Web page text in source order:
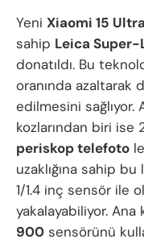
Yeni Xiaomi 15 Ultra
sahip Leica
donatıldı. Bu
oranında azaltarak
edilmesini sağlıyor.
kozlarından biri
periskop telefoto
uzaklığına sahip bu
1/1.4 inç sensör ile
yakalayabiliyor. Ana
900 sensörünü